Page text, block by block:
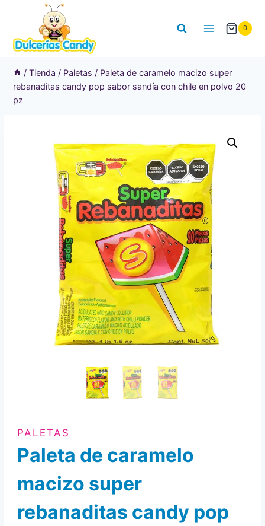
contenido
0
/ Tienda / Paletas / Paleta de caramelo macizo super
rebanaditas candy pop sabor sandía con chile en polvo 20
pz
PALETAS
Paleta de caramelo
macizo super
rebanaditas candy pop